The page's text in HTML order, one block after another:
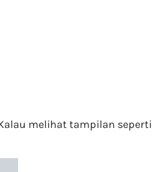
melihat tampilan seperti